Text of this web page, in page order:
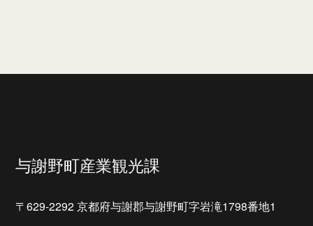
与謝野町産業観光課
〒629-2292 京都府与謝郡与謝野町字岩滝1798番地1